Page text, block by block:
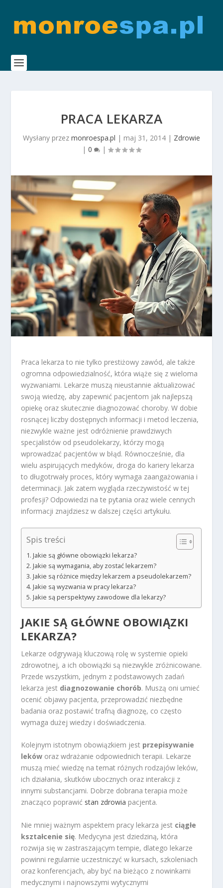
PRACA LEKARZA
Wysłany przez monroespa.pl | maj 31, 2014 | Zdrowie
| 0 |
Praca lekarza to nie tylko prestiżowy zawód, ale także
ogromna odpowiedzialność, która wiąże się z wieloma
wyzwaniami. Lekarze muszą nieustannie aktualizować
swoją wiedzę, aby zapewnić pacjentom jak najlepszą
opiekę oraz skutecznie diagnozować choroby. W dobie
rosnącej liczby dostępnych informacji i metod leczenia,
niezwykle ważne jest odróżnienie prawdziwych
specjalistów od pseudolekarzy, którzy mogą
wprowadzać pacjentów w błąd. Równocześnie, dla
wielu aspirujących medyków, droga do kariery lekarza
to długotrwały proces, który wymaga zaangażowania i
determinacji. Jak zatem wygląda rzeczywistość w tej
profesji? Odpowiedzi na te pytania oraz wiele cennych
informacji znajdziesz w dalszej części artykułu.
Spis treści
Jakie są główne obowiązki lekarza?
Jakie są wymagania, aby zostać lekarzem?
Jakie są różnice między lekarzem a pseudolekarzem?
Jakie są wyzwania w pracy lekarza?
Jakie są perspektywy zawodowe dla lekarzy?
JAKIE SĄ GŁÓWNE OBOWIĄZKI
LEKARZA?
Lekarze odgrywają kluczową rolę w systemie opieki
zdrowotnej, a ich obowiązki są niezwykle zróżnicowane.
Przede wszystkim, jednym z podstawowych zadań
lekarza jest diagnozowanie chorób. Muszą oni umieć
ocenić objawy pacjenta, przeprowadzić niezbędne
badania oraz postawić trafną diagnozę, co często
wymaga dużej wiedzy i doświadczenia.
Kolejnym istotnym obowiązkiem jest przepisywanie
leków oraz wdrażanie odpowiednich terapii. Lekarze
muszą mieć wiedzę na temat różnych rodzajów leków,
ich działania, skutków ubocznych oraz interakcji z
innymi substancjami. Dobrze dobrana terapia może
znacząco poprawić stan zdrowia pacjenta.
Nie mniej ważnym aspektem pracy lekarza jest ciągłe
kształcenie się. Medycyna jest dziedziną, która
rozwija się w zastraszającym tempie, dlatego lekarze
powinni regularnie uczestniczyć w kursach, szkoleniach
oraz konferencjach, aby być na bieżąco z nowinkami
medycznymi i najnowszymi wytycznymi